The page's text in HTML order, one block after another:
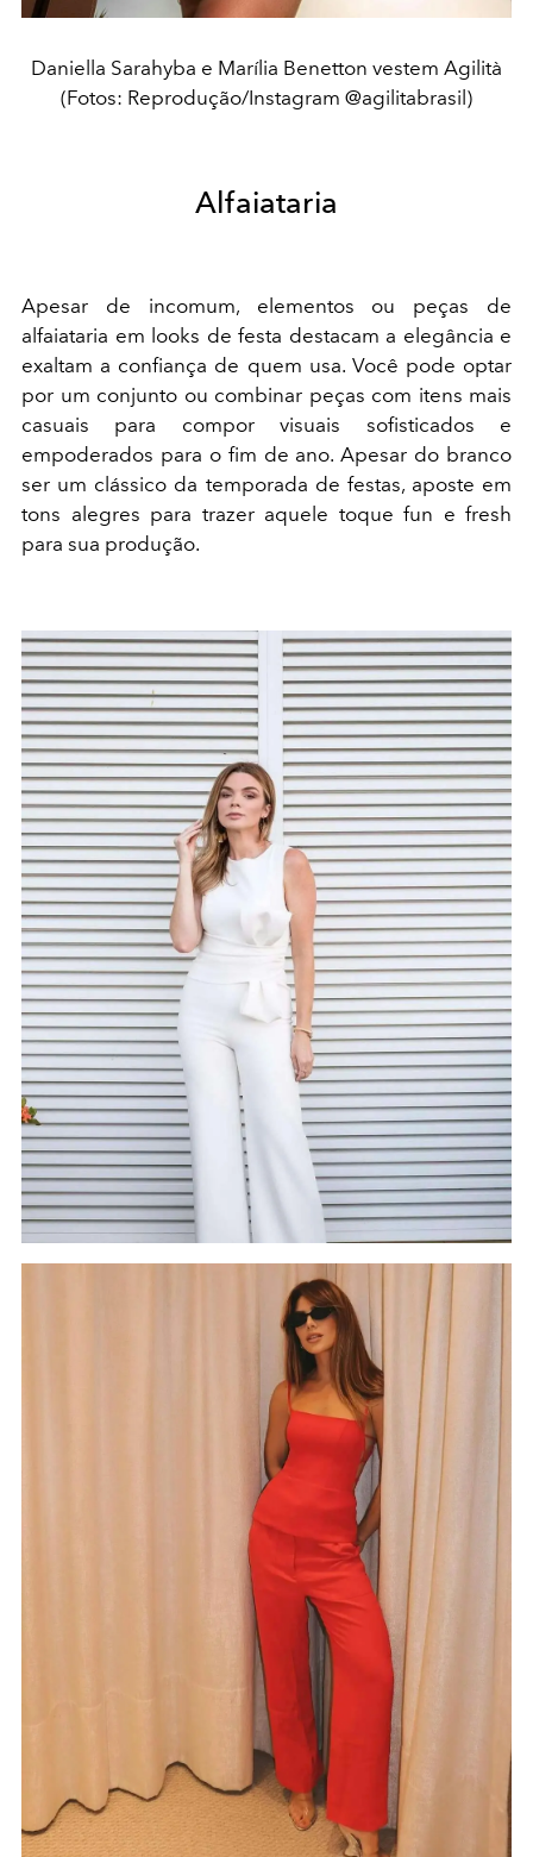
Daniella Sarahyba e Marília Benetton vestem Agilità
(Fotos: Reprodução/Instagram @agilitabrasil)
Alfaiataria
Apesar de incomum, elementos ou peças de
alfaiataria em looks de festa destacam a elegância e
exaltam a confiança de quem usa. Você pode optar
por um conjunto ou combinar peças com itens mais
casuais para compor visuais sofisticados e
empoderados para o fim de ano. Apesar do branco
ser um clássico da temporada de festas, aposte em
tons alegres para trazer aquele toque fun e fresh
para sua produção.